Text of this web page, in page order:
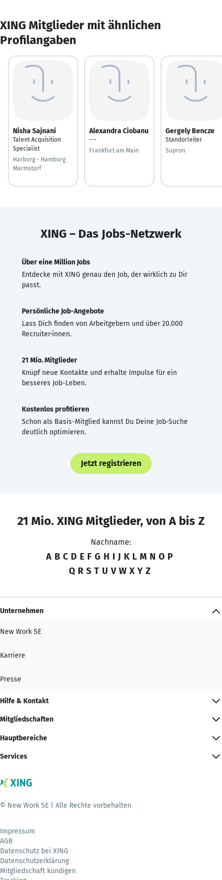
XING Mitglieder mit ähnlichen
Profilangaben
Nisha Sajnani
Talent Acquisition
Specialist
Harburg - Hamburg
Marmstorf
Alexandra Ciobanu
---
Frankfurt am Main
Gergely Bencze
Standorleiter
Sopron
XING – Das Jobs-Netzwerk
Über eine Million Jobs
Entdecke mit XING genau den Job, der wirklich zu Dir
passt.
Persönliche Job-Angebote
Lass Dich finden von Arbeitgebern und über 20.000
Recruiter·innen.
21 Mio. Mitglieder
Knüpf neue Kontakte und erhalte Impulse für ein
besseres Job-Leben.
Kostenlos profitieren
Schon als Basis-Mitglied kannst Du Deine Job-Suche
deutlich optimieren.
Jetzt registrieren
21 Mio. XING Mitglieder, von A bis Z
Nachname:
A B C D E F G H I J K L M N O P
Q R S T U V W X Y Z
Unternehmen
New Work SE
Karriere
Presse
Hilfe & Kontakt
Mitgliedschaften
Hauptbereiche
Services
© New Work SE | Alle Rechte vorbehalten
Impressum
AGB
Datenschutz bei XING
Datenschutzerklärung
Mitgliedschaft kündigen